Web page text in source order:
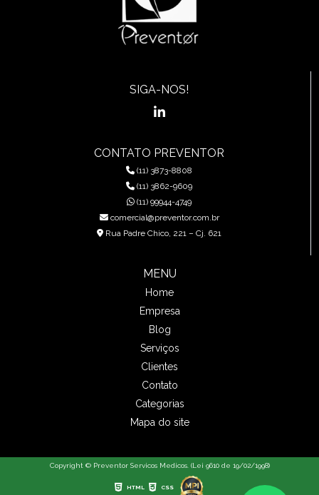
SIGA-NOS!
CONTATO PREVENTOR
(11) 3873-8808
(11) 3862-9609
(11) 99944-4749
comercial@preventor.com.br
Rua Padre Chico, 221 – Cj. 621
MENU
Home
Empresa
Blog
Serviços
Clientes
Contato
Categorias
Mapa do site
Copyright © Preventor Servicos Medicos. (Lei 9610 de 19/02/1998)
HTML CSS